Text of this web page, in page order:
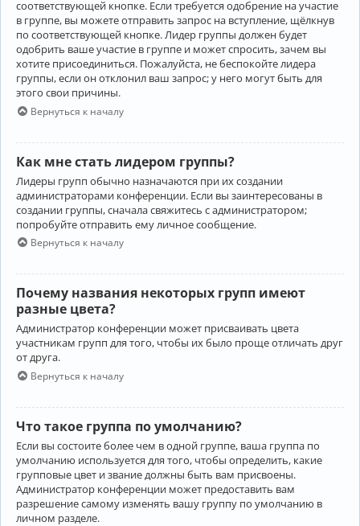
соответствующей кнопке. Если требуется одобрение на участие
в группе, вы можете отправить запрос на вступление, щёлкнув
по соответствующей кнопке. Лидер группы должен будет
одобрить ваше участие в группе и может спросить, зачем вы
хотите присоединиться. Пожалуйста, не беспокойте лидера
группы, если он отклонил ваш запрос; у него могут быть для
этого свои причины.
Вернуться к началу
Как мне стать лидером группы?
Лидеры групп обычно назначаются при их создании
администраторами конференции. Если вы заинтересованы в
создании группы, сначала свяжитесь с администратором;
попробуйте отправить ему личное сообщение.
Вернуться к началу
Почему названия некоторых групп имеют
разные цвета?
Администратор конференции может присваивать цвета
участникам групп для того, чтобы их было проще отличать друг
от друга.
Вернуться к началу
Что такое группа по умолчанию?
Если вы состоите более чем в одной группе, ваша группа по
умолчанию используется для того, чтобы определить, какие
групповые цвет и звание должны быть вам присвоены.
Администратор конференции может предоставить вам
разрешение самому изменять вашу группу по умолчанию в
личном разделе.